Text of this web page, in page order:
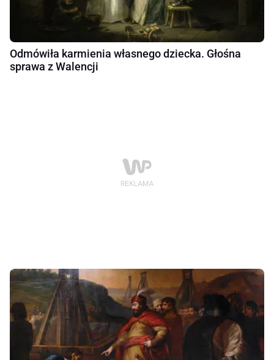
Odmówiła karmienia własnego dziecka. Głośna
sprawa z Walencji